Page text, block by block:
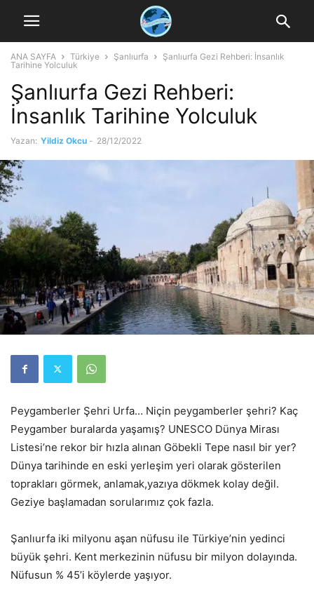
ANA SAYFA Türkiye Şanlıurfa
Şanlıurfa Gezi Rehberi: İnsanlık
Tarihine Yolculuk
Şanlıurfa Gezi Rehberi:
İnsanlık Tarihine Yolculuk
Yazan: Yildiz Okcu - 28/12/2022
Peygamberler Şehri Urfa… Niçin peygamberler şehri? Kaç
Peygamber buralarda yaşamış? UNESCO Dünya Mirası
Listesi’ne rekor bir hızla alınan Göbekli Tepe nasıl bir yer?
Dünya tarihinde en eski yerleşim yeri olarak gösterilen
toprakları görmek, anlamak,yazıya dökmek kolay değil.
Geziye başlamadan sorularımız çok fazla.
Şanlıurfa iki milyonu aşan nüfusu ile Türkiye’nin yedinci
büyük şehri. Kent merkezinin nüfusu bir milyon dolayında.
Nüfusun % 45’i köylerde yaşıyor.